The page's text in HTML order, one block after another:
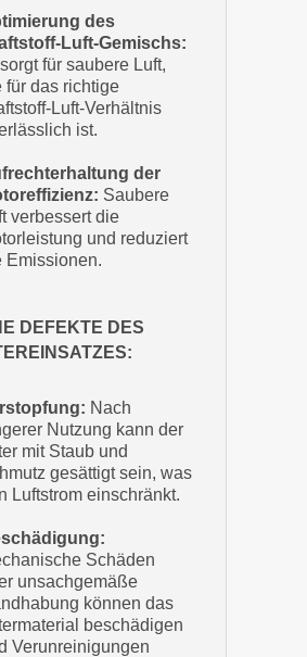
des
Luft-Gemischs:
für saubere Luft,
für das richtige
Luft-Verhältnis
ist.
der
Saubere
verbessert die
und reduziert
Emissionen.
DEFEKTE DES
Nach
Nutzung kann der
mit Staub und
gesättigt sein, was
Luftstrom einschränkt.
Schäden
unsachgemäße
können das
beschädigen
Verunreinigungen